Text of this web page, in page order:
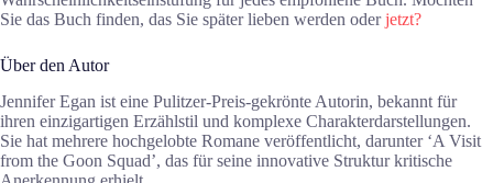
Sie das Buch finden, das Sie später lieben werden oderjetzt?
Über den Autor
Jennifer Egan ist eine Pulitzer-Preis-gekrönte Autorin, bekannt für
ihren einzigartigen Erzählstil und komplexe Charakterdarstellungen.
Sie hat mehrere hochgelobte Romane veröffentlicht, darunter ‘A Visit
from the Goon Squad’, das für seine innovative Struktur kritische